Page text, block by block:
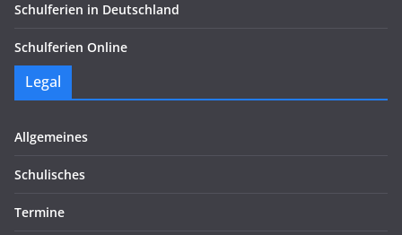
Schulferien in Deutschland
Schulferien Online
Legal
Allgemeines
Schulisches
Termine